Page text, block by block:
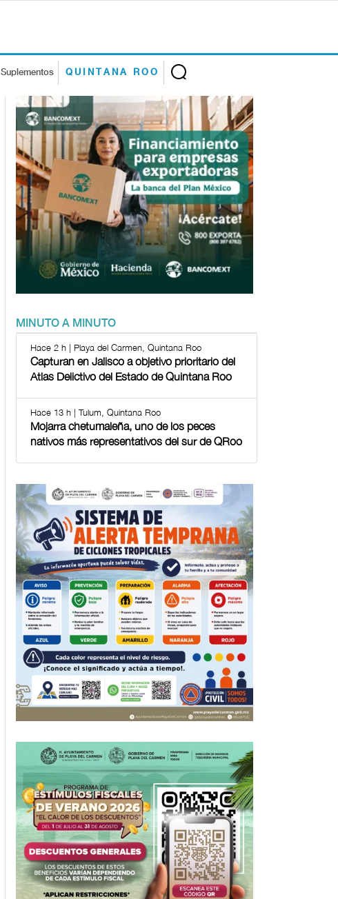
Suplementos QUINTANA ROO
MINUTO A MINUTO
Hace 2 h | Playa del Carmen, Quintana Roo
Capturan en Jalisco a objetivo prioritario del
Atlas Delictivo del Estado de Quintana Roo
Hace 13 h | Tulum, Quintana Roo
Mojarra chetumaleña, uno de los peces
nativos más representativos del sur de QRoo